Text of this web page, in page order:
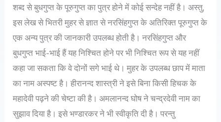
शब्द से बुधगुप्त के पूरुगुप्त का पुत्र होने में कोई सन्देह नहीं है। अस्तु,
इस लेख से भितरी मुहर से ज्ञात से नरसिंहगुप्त के अतिरिक्त पूरुगुप्त के
एक अन्य पुत्र की जानकारी उपलब्ध होती है। नरसिंहगुप्त और
बुधगुप्त भाई-भाई हैं यह निश्चित होने पर भी निश्चित रूप से यह नहीं
कहा जा सकता कि वे दोनों सगे भाई थे। मुहर के उपलब्ध छाप में माता
का नाम अस्पष्ट है। हीरानन्द शास्त्री ने इसे बिना किसी हिचक के
महादेवी पढ़ने की चेष्टा की है। अमलानन्द घोष ने चन्द्रदेवी नाम का
सुझाव दिया है। इसे भण्डारकर ने भी स्वीकृति दी है। परन्तु